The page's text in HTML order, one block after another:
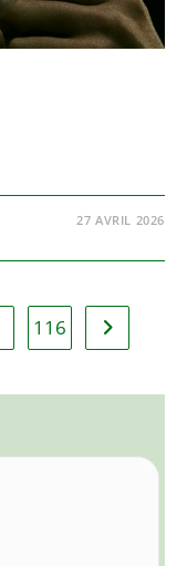
27 AVRIL 2026
116 Aller à la